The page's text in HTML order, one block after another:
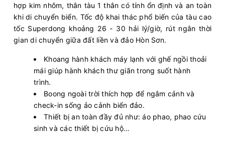
hợp kim nhôm, thân tàu 1 thân có tính ổn định và an toàn
khi di chuyển biển. Tốc độ khai thác phổ biến của tàu cao
tốc Superdong khoảng 26 - 30 hải lý/giờ, rút ngắn thời
gian di chuyển giữa đất liền và đảo Hòn Sơn.
Khoang hành khách máy lạnh với ghế ngồi thoải
mái giúp hành khách thư giãn trong suốt hành
trình.
Boong ngoài trời thích hợp để ngắm cảnh và
check-in sống ảo cảnh biển đảo.
Thiết bị an toàn đầy đủ như: áo phao, phao cứu
sinh và các thiết bị cứu hộ…